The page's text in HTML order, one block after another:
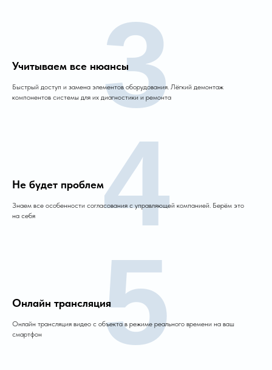
Учитываем все нюансы
Быстрый доступ и замена элементов оборудования. Лёгкий демонтаж
компонентов системы для их диагностики и ремонта
3
Не будет проблем
Знаем все особенности согласования с управляющей компанией. Берём это
на себя
4
Онлайн трансляция
Онлайн трансляция видео с объекта в режиме реального времени на ваш
смартфон
5